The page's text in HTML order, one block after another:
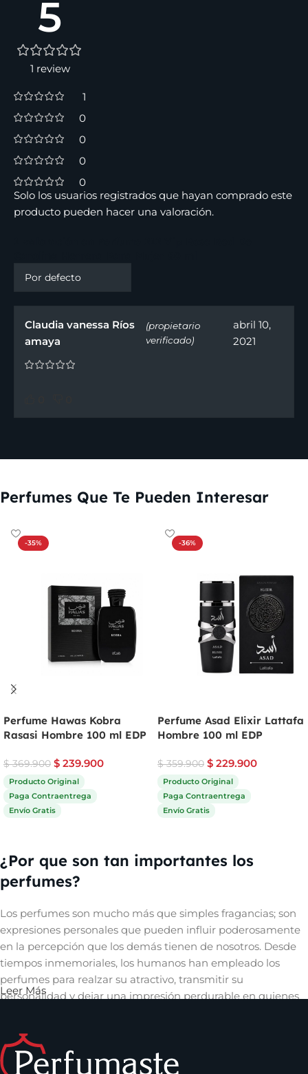
5
1 review
1
0
0
0
0
Claudia vanessa Ríos
amaya
(propietario
verificado)
abril 10,
2021
Solo los usuarios registrados que hayan comprado este
producto pueden hacer una valoración.
Perfumes Que Te Pueden Interesar
-35%
Perfume Hawas Kobra
Rasasi Hombre 100 ml EDP
$369.900 $ 239.900
Producto Original
Paga Contraentrega
Envío Gratis
-36%
Perfume Asad Elixir Lattafa
Hombre 100 ml EDP
$359.900 $ 229.900
Producto Original
Paga Contraentrega
Envío Gratis
¿Por que son tan importantes los
perfumes?
Los perfumes son mucho más que simples fragancias; son
expresiones personales que pueden influir poderosamente
en la percepción que los demás tienen de nosotros. Desde
tiempos inmemoriales, los humanos han empleado los
perfumes para realzar su atractivo, transmitir su
personalidad y dejar una impresión perdurable en quienes
quienes nos rodean, convirtiéndose así en una herramienta
invaluable en el arte de la comunicación no verbal y en la
Leer Más